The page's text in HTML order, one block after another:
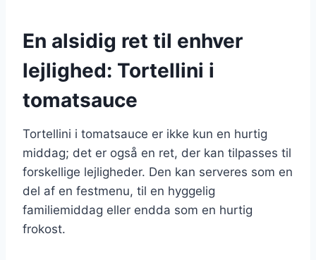
En alsidig ret til enhver
lejlighed: Tortellini i
tomatsauce
Tortellini i tomatsauce er ikke kun en hurtig
middag; det er også en ret, der kan tilpasses til
forskellige lejligheder. Den kan serveres som en
del af en festmenu, til en hyggelig
familiemiddag eller endda som en hurtig
frokost.